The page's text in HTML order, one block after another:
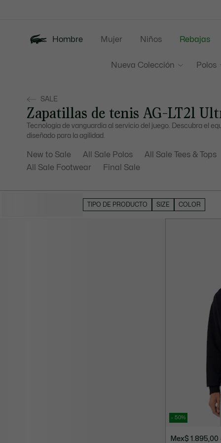
Hombre
Nueva Colección Polos
Mujer Niños Rebajas
SALE
Zapatillas de tenis AG-LT21
Tecnología de vanguardia al servicio del juego. Descubra el
diseñado para la agilidad.
New to Sale All Sale Polos All Sale Tees & Tops
All Sale Footwear
Final Sale
TIPO DE PRODUCTO SIZE COLOR
- 50%
Mex$ 1.895,00